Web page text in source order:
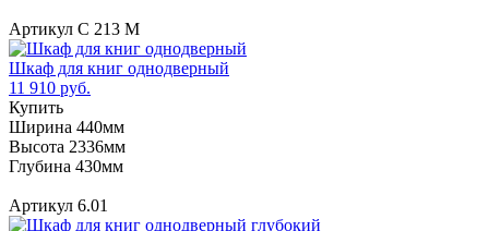
Артикул С 213 М
Шкаф для книг однодверный
11 910 руб.
Купить
Ширина 440мм
Высота 2336мм
Глубина 430мм
Артикул 6.01